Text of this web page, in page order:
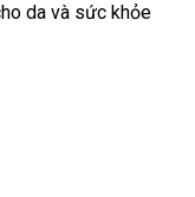
da và sức khỏe